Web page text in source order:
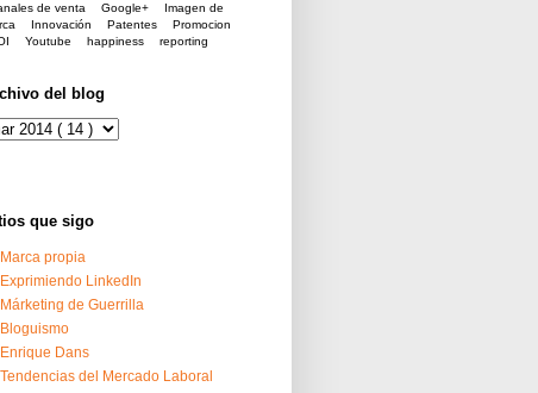
de venta
Google+
Imagen de
Innovación Patentes
Promocion
Youtube happiness reporting
del blog
que sigo
Marca propia
Exprimiendo LinkedIn
Márketing de Guerrilla
Bloguismo
Enrique Dans
Tendencias del Mercado Laboral